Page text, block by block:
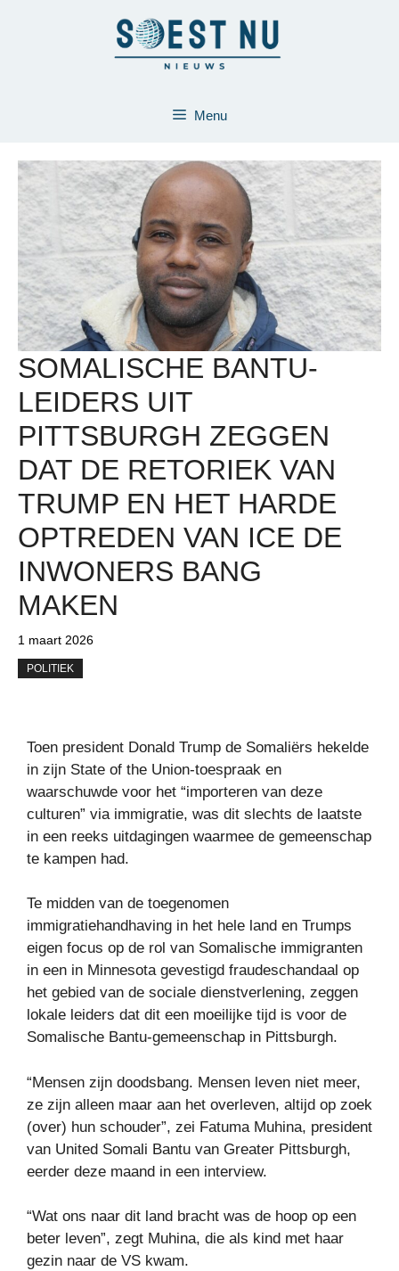
Menu
SOMALISCHE BANTU-
LEIDERS UIT
PITTSBURGH ZEGGEN
DAT DE RETORIEK VAN
TRUMP EN HET HARDE
OPTREDEN VAN ICE DE
INWONERS BANG
MAKEN
1 maart 2026
POLITIEK
Toen president Donald Trump de Somaliërs hekelde
in zijn State of the Union-toespraak en
waarschuwde voor het “importeren van deze
culturen” via immigratie, was dit slechts de laatste
in een reeks uitdagingen waarmee de gemeenschap
te kampen had.
Te midden van de toegenomen
immigratiehandhaving in het hele land en Trumps
eigen focus op de rol van Somalische immigranten
in een in Minnesota gevestigd fraudeschandaal op
het gebied van de sociale dienstverlening, zeggen
lokale leiders dat dit een moeilijke tijd is voor de
Somalische Bantu-gemeenschap in Pittsburgh.
“Mensen zijn doodsbang. Mensen leven niet meer,
ze zijn alleen maar aan het overleven, altijd op zoek
(over) hun schouder”, zei Fatuma Muhina, president
van United Somali Bantu van Greater Pittsburgh,
eerder deze maand in een interview.
“Wat ons naar dit land bracht was de hoop op een
beter leven”, zegt Muhina, die als kind met haar
gezin naar de VS kwam.